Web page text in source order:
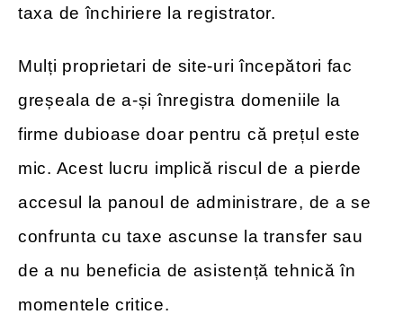
taxa de închiriere la registrator.
Mulți proprietari de site-uri începători fac
greșeala de a-și înregistra domeniile la
firme dubioase doar pentru că prețul este
mic. Acest lucru implică riscul de a pierde
accesul la panoul de administrare, de a se
confrunta cu taxe ascunse la transfer sau
de a nu beneficia de asistență tehnică în
momentele critice.